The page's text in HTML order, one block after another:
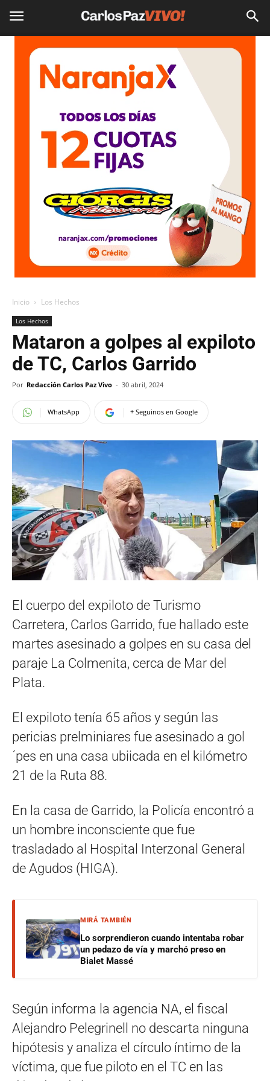
Inicio Los Hechos
Los Hechos
Mataron a golpes al expiloto
de TC, Carlos Garrido
Por Redacción Carlos Paz Vivo - 30 abril, 2024
WhatsApp + Seguinos en Google
El cuerpo del expiloto de Turismo
Carretera, Carlos Garrido, fue hallado este
martes asesinado a golpes en su casa del
paraje La Colmenita, cerca de Mar del
Plata.
El expiloto tenía 65 años y según las
pericias prelminiares fue asesinado a gol
´pes en una casa ubiicada en el kilómetro
21 de la Ruta 88.
En la casa de Garrido, la Policía encontró a
un hombre inconsciente que fue
trasladado al Hospital Interzonal General
de Agudos (HIGA).
MIRÁ TAMBIÉN
Lo sorprendieron cuando intentaba robar
un pedazo de vía y marchó preso en
Bialet Massé
Según informa la agencia NA, el fiscal
Alejandro Pelegrinell no descarta ninguna
hipótesis y analiza el círculo íntimo de la
víctima, que fue piloto en el TC en las